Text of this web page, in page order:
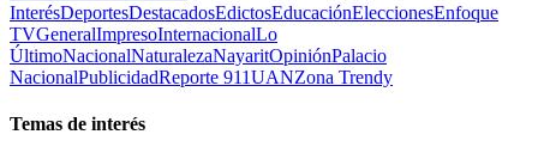
InterésDeportesDestacadosEdictosEducaciónEleccionesEnfoque
TVGeneralImpresoInternacionalLo
ÚltimoNacionalNaturalezaNayaritOpiniónPalacio
NacionalPublicidadReporte 911UANZona Trendy
Temas de interés